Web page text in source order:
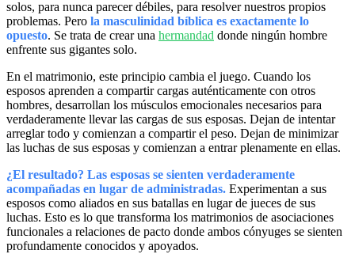
solos, para nunca parecer débiles, para resolver nuestros propios
problemas. Pero la masculinidad bíblica es exactamente lo
opuesto. Se trata de crear una hermandad donde ningún hombre
enfrente sus gigantes solo.
En el matrimonio, este principio cambia el juego. Cuando los
esposos aprenden a compartir cargas auténticamente con otros
hombres, desarrollan los músculos emocionales necesarios para
verdaderamente llevar las cargas de sus esposas. Dejan de intentar
arreglar todo y comienzan a compartir el peso. Dejan de minimizar
las luchas de sus esposas y comienzan a entrar plenamente en ellas.
¿El resultado? Las esposas se sienten verdaderamente
acompañadas en lugar de administradas. Experimentan a sus
esposos como aliados en sus batallas en lugar de jueces de sus
luchas. Esto es lo que transforma los matrimonios de asociaciones
funcionales a relaciones de pacto donde ambos cónyuges se sienten
profundamente conocidos y apoyados.